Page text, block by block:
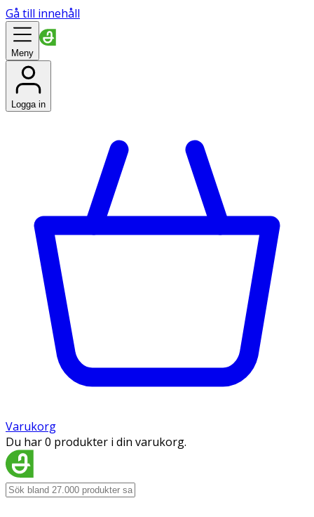
Gå till innehåll
Meny
Logga in
Varukorg
Du har 0 produkter i din varukorg.